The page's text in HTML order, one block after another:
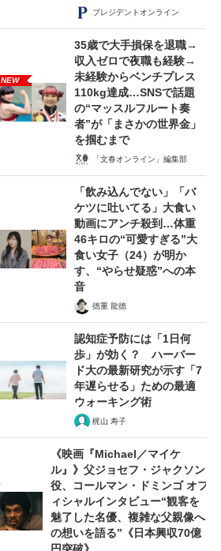
プレジデントオンライン
NEW
35歳で大手損保を退職→
収入ゼロで夜職も経験→
未経験からベンチプレス
110kg達成…SNSで話題
の“マッスルフルート奏
者”が「まさかの世界金」
を掴むまで
「文春オンライン」編集部
「飲み込んでない」「バ
ケツに吐いてる」大食い
動画にアンチ殺到…体重
46キロの“可愛すぎる”大
食い女子（24）が明か
す、“やらせ疑惑”への本
音
徳重 龍徳
認知症予防には「1日何
歩」が効く？ ハーバー
ド大の最新研究が示す「7
年遅らせる」ための最適
ウォーキング術
梶山 寿子
《映画『Michael／マイケ
ル』》父ジョセフ・ジャクソン
役、コールマン・ドミンゴ オフ
ィシャルインタビュー“観客を
魅了した名優、複雑な父親像へ
の想いを語る”《日本興収70億
円突破》